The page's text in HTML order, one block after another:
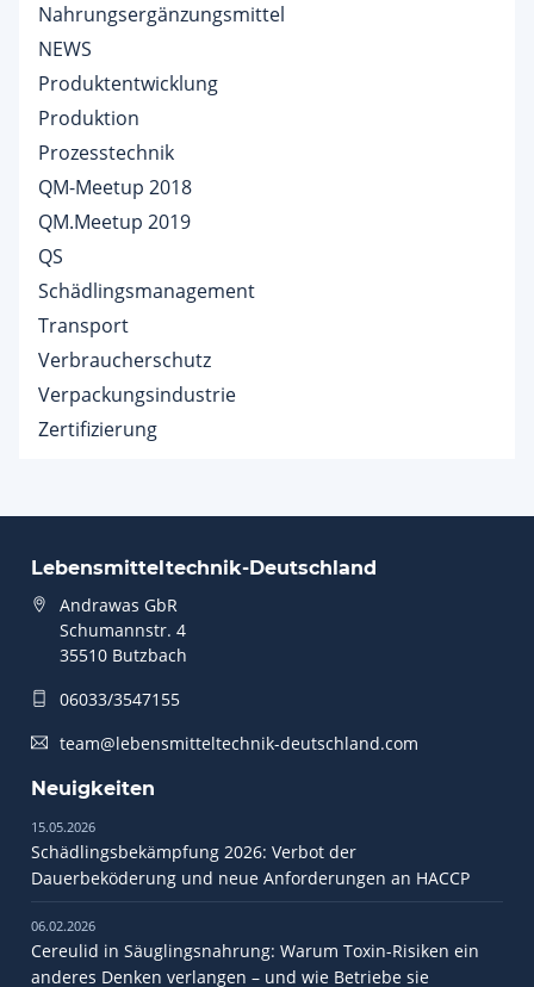
Nahrungsergänzungsmittel
NEWS
Produktentwicklung
Produktion
Prozesstechnik
QM-Meetup 2018
QM.Meetup 2019
QS
Schädlingsmanagement
Transport
Verbraucherschutz
Verpackungsindustrie
Zertifizierung
Lebensmitteltechnik-Deutschland
Andrawas GbR
Schumannstr. 4
35510 Butzbach
06033/3547155
team@lebensmitteltechnik-deutschland.com
Neuigkeiten
15.05.2026
Schädlingsbekämpfung 2026: Verbot der
Dauerbeköderung und neue Anforderungen an HACCP
06.02.2026
Cereulid in Säuglingsnahrung: Warum Toxin-Risiken ein
anderes Denken verlangen – und wie Betriebe sie